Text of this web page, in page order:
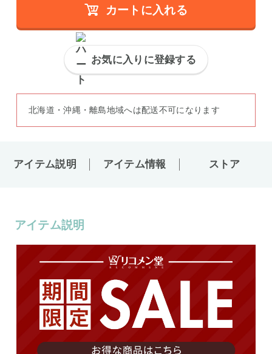
カートに入れる
お気に入りに登録する
北海道・沖縄・離島地域へは配送不可になります
アイテム説明 アイテム情報 ストア
アイテム説明